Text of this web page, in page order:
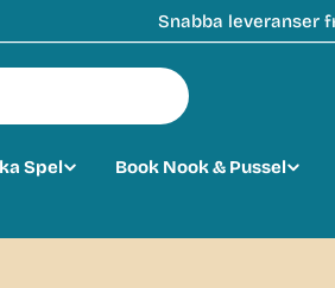
Snabba leveranser
Spel Book Nook & Pussel